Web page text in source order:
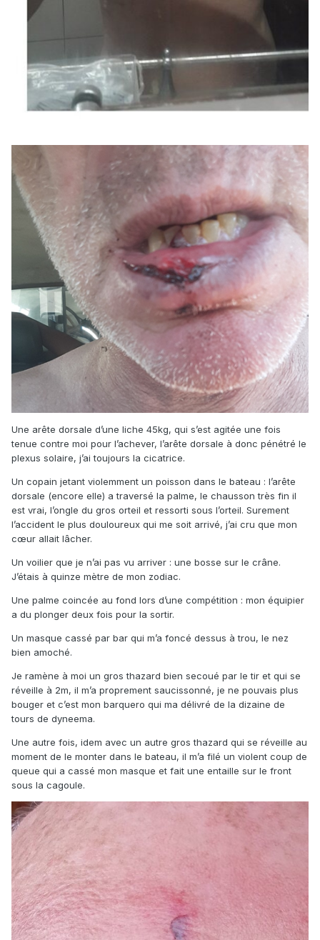
Une arête dorsale d’une liche 45kg, qui s’est agitée une fois
tenue contre moi pour l’achever, l’arête dorsale à donc pénétré le
plexus solaire, j’ai toujours la cicatrice.
Un copain jetant violemment un poisson dans le bateau : l’arête
dorsale (encore elle) a traversé la palme, le chausson très fin il
est vrai, l’ongle du gros orteil et ressorti sous l’orteil. Surement
l’accident le plus douloureux qui me soit arrivé, j’ai cru que mon
cœur allait lâcher.
Un voilier que je n’ai pas vu arriver : une bosse sur le crâne.
J’étais à quinze mètre de mon zodiac.
Une palme coincée au fond lors d’une compétition : mon équipier
a du plonger deux fois pour la sortir.
Un masque cassé par bar qui m’a foncé dessus à trou, le nez
bien amoché.
Je ramène à moi un gros thazard bien secoué par le tir et qui se
réveille à 2m, il m’a proprement saucissonné, je ne pouvais plus
bouger et c’est mon barquero qui ma délivré de la dizaine de
tours de dyneema.
Une autre fois, idem avec un autre gros thazard qui se réveille au
moment de le monter dans le bateau, il m’a filé un violent coup de
queue qui a cassé mon masque et fait une entaille sur le front
sous la cagoule.